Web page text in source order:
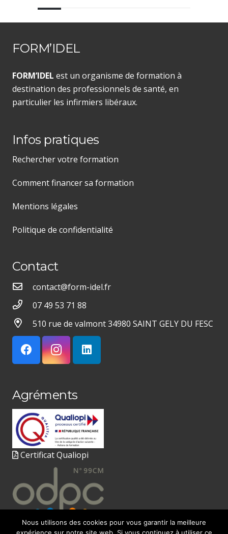
FORM’IDEL
FORM’IDEL est un organisme de formation à
destination des professionnels de santé, en
particulier les infirmiers libéraux.
Infos pratiques
Rechercher votre formation
Comment financer sa formation
Mentions légales
Politique de confidentialité
Contact
contact@form-idel.fr
07 49 53 71 88
510 rue de valmont 34980 SAINT GELY DU FESC
Agréments
Certificat Qualiopi
Nous utilisons des cookies pour vous garantir la meilleure